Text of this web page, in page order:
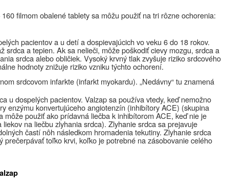
filmom obalené tablety sa môžu použiť na tri rôzne ochorenia:
pacientov a u detí a dospievajúcich vo veku 6 do 18 rokov.
srdca a tepien. Ak sa nelieči, môže poškodiť cievy mozgu, srdca a
srdca alebo obličiek. Vysoký krvný tlak zvyšuje riziko srdcového
hodnoty znižuje riziko vzniku týchto ochorení.
srdcovom infarkte (infarkt myokardu). „Nedávny“ tu znamená
u dospelých pacientov. Valzap sa používa vtedy, keď nemožno
enzýmu konvertujúceho angiotenzín (inhibítory ACE) (skupina
môže použiť ako prídavná liečba k inhibítorom ACE, keď nie je
na liečbu zlyhania srdca). Zlyhanie srdca sa prejavuje
častí nôh následkom hromadenia tekutiny. Zlyhanie srdca
prečerpávať toľko krvi, koľko je potrebné na zásobovanie celého